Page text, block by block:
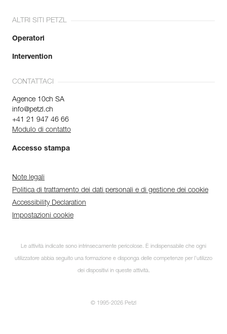
ALTRI SITI PETZL
Operatori
Intervention
CONTATTACI
Agence 10ch SA
info@petzl.ch
+41 21 947 46 66
Modulo di contatto
Accesso stampa
Note legali
Politica di trattamento dei dati personali e di gestione dei cookie
Accessibility Declaration
Impostazioni cookie
Le attività indicate sono intrinsecamente pericolose. È indispensabile che ogni
utilizzatore abbia seguito una formazione e disponga delle competenze per l’utilizzo
dei dispositivi in queste attività.
© 1995-2026 Petzl